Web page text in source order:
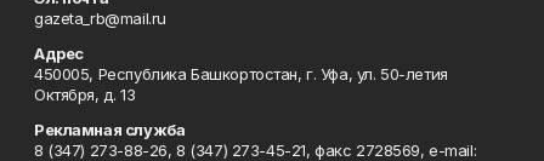
gazeta_rb@mail.ru
Адрес
450005, Республика Башкортостан, г. Уфа, ул. 50-летия
Октября, д. 13
Рекламная служба
8 (347) 273-88-26, 8 (347) 273-45-21, факс 2728569, e-mail: